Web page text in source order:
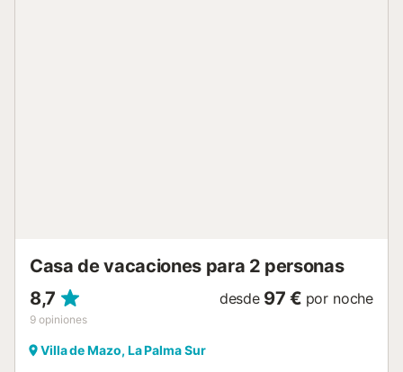
Casa de vacaciones para 2 personas
8,7
9 opiniones
desde 97 € por noche
Villa de Mazo, La Palma Sur